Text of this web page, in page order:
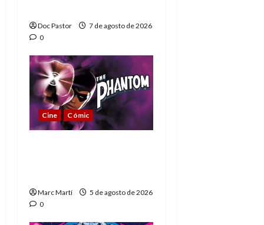
Doc Pastor
7 de agosto de 2026
0
Cine Cómic
Marc Martí
5 de agosto de 2026
0